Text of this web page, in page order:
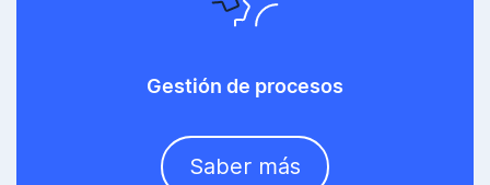
Gestión de procesos
Saber más